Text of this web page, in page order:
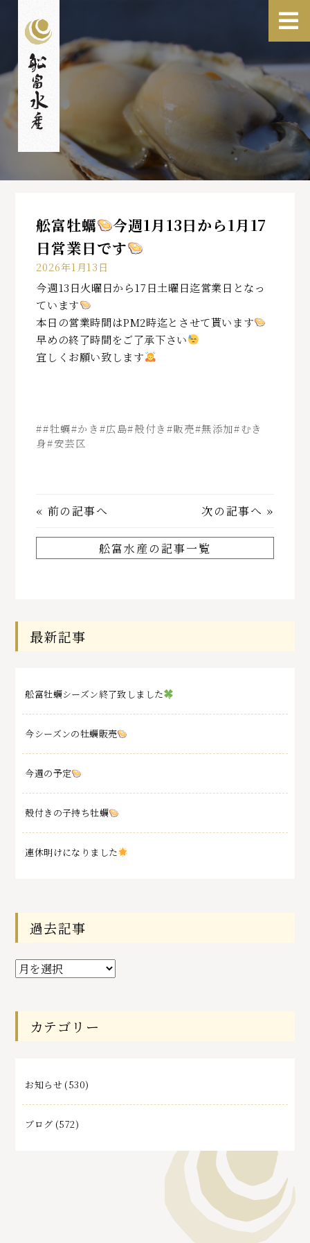
舩富牡蠣
今週1月13日から1月17
日営業日です
2026年1月13日
今週13日火曜日から17日土曜日迄営業日となっ
ています
本日の営業時間はPM2時迄とさせて貰います
早めの終了時間をご了承下さい
宜しくお願い致します
##牡蠣#かき#広島#殻付き#販売#無添加#むき
身#安芸区
« 前の記事へ 次の記事へ »
舩富水産の記事一覧
最新記事
舩富牡蠣シーズン終了致しました
今シーズンの牡蠣販売
今週の予定
殻付きの子持ち牡蠣
連休明けになりました
過去記事
過
去
事
カテゴリー
お知らせ (530)
ブログ (572)